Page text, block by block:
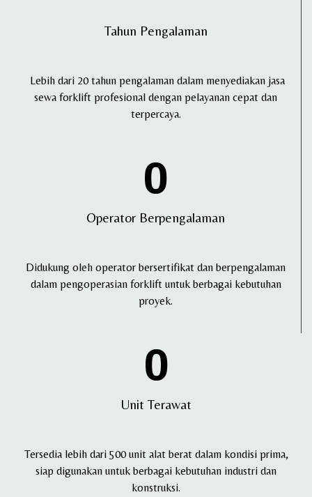
Tahun Pengalaman
Lebih dari 20 tahun pengalaman dalam menyediakan jasa
sewa forklift profesional dengan pelayanan cepat dan
terpercaya.
Operator Berpengalaman
0
Didukung oleh operator bersertifikat dan berpengalaman
dalam pengoperasian forklift untuk berbagai kebutuhan
proyek.
Unit Terawat
0
Tersedia lebih dari 500 unit alat berat dalam kondisi prima,
siap digunakan untuk berbagai kebutuhan industri dan
konstruksi.